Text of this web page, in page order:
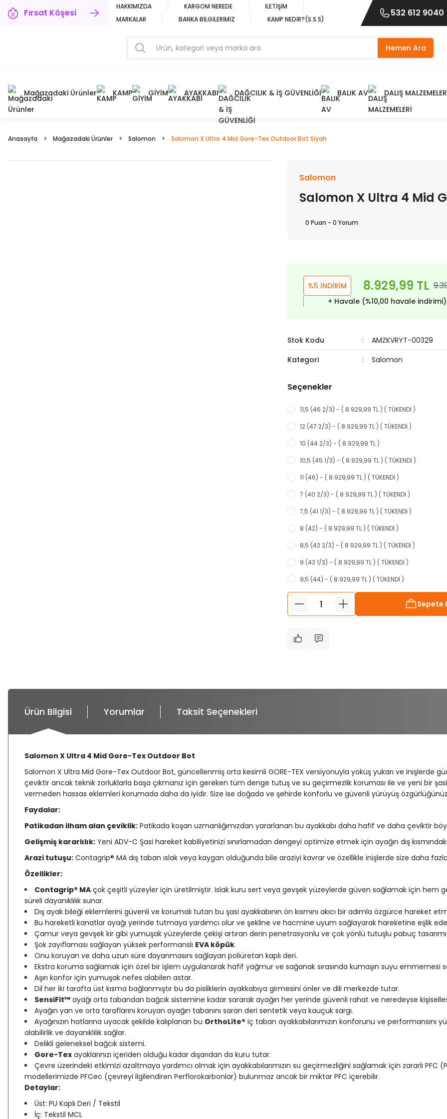
Fırsat Köşesi
HAKKIMIZDA KARGOM NEREDE
İLETİŞİM
MARKALAR
BANKA BİLGİLERİMİZ KAMP NEDİR?(S.S.S)
532 612 9040
Hemen Ara
Mağazadaki Ürünler KAMP GİYİM AYAKKABI DAĞCILIK & İŞ GÜVENLİĞİ BALIK AV DALIŞ
Anasayfa Mağazadaki Ürünler Salomon Salomon X Ultra 4 Mid Gore-Tex Outdoor Bot Siyah
Salomon
Salomon X Ultra 4 Mid
0 Puan - 0 Yorum
%5 İNDİRİM 8.929,99 TL
+ Havale (%10,00 havale
Stok Kodu
AMZKVRYT-00329
Kategori
Salomon
Seçenekler
11,5 (46 2/3) - ( 8.929,99 TL ) ( TÜKENDİ )
12 (47 2/3) - ( 8.929,99 TL ) ( TÜKENDİ )
10 (44 2/3) - ( 8.929,99 TL )
10,5 (45 1/3) - ( 8.929,99 TL ) ( TÜKENDİ )
11 (46) - ( 8.929,99 TL ) ( TÜKENDİ )
7 (40 2/3) - ( 8.929,99 TL ) ( TÜKENDİ )
7,5 (41 1/3) - ( 8.929,99 TL ) ( TÜKENDİ )
8 (42) - ( 8.929,99 TL ) ( TÜKENDİ )
8,5 (42 2/3) - ( 8.929,99 TL ) ( TÜKENDİ )
9 (43 1/3) - ( 8.929,99 TL ) ( TÜKENDİ )
9,5 (44) - ( 8.929,99 TL ) ( TÜKENDİ )
Sepete
Ürün Bilgisi Yorumlar Taksit Seçenekleri
Salomon X Ultra 4 Mid Gore-Tex Outdoor Bot
Salomon X Ultra Mid Gore-Tex Outdoor Bot, güncellenmiş orta kesimli GORE-TEX versiyonuyla yokuş yukarı ve inişlerde
çeviktir ancak teknik zorluklarla başa çıkmanız için gereken tüm denge tutuş ve su geçirmezlik koruması ile ve yeni bir
vermeden hassas eklemleri korumada daha da iyidir. Size ise doğada ve şehirde konforlu ve güvenli yürüyüş
Faydalar:
Patikadan ilham alan çeviklik: Patikada koşan uzmanlığımızdan yararlanan bu ayakkabı daha hafif ve daha çeviktir
Gelişmiş kararlılık: Yeni ADV-C Şasi hareket kabiliyetinizi sınırlamadan dengeyi optimize etmek için ayağın dış
Arazi tutuşu: Contagrip® MA dış taban ıslak veya kaygan olduğunda bile araziyi kavrar ve özellikle inişlerde size daha
Özellikler:
Contagrip® MA çok çeşitli yüzeyler için üretilmiştir. Islak kuru sert veya gevşek yüzeylerde güven sağlamak için hem
süreli dayanıklılık sunar.
Dış ayak bileği eklemlerini güvenli ve korumalı tutan bu şasi ayakkabının ön kısmını akıcı bir adımla özgürce hareket
Bu hareketli kanatlar ayağı yerinde tutmaya yardımcı olur ve şekline ve hacmine uyum sağlayarak hareketine eşlik
Çamur veya gevşek kir gibi yumuşak yüzeylerde çekişi artıran derin penetrasyonlu ve çok yönlü tutuşlu pabuç
Şok zayıflaması sağlayan yüksek performanslı EVA köpük.
Onu koruyan ve daha uzun süre dayanmasını sağlayan poliüretan kaplı deri.
Ekstra koruma sağlamak için özel bir işlem uygulanarak hafif yağmur ve sağanak sırasında kumaşın suyu emmemesi
Aşırı konfor için yumuşak nefes alabilen astar.
Dil her iki tarafta üst kısma bağlanmıştır bu da pisliklerin ayakkabıya girmesini önler ve dili merkezde tutar.
SensiFit™ ayağı orta tabandan bağcık sistemine kadar sararak ayağın her yerinde güvenli rahat ve neredeyse
Ayağın yan ve orta taraflarını koruyan ayağın tabanını saran deri sentetik veya kauçuk sargı.
Ayağınızın hatlarına uyacak şekilde kalıplanan bu OrthoLite® iç taban ayakkabılarımızın konforunu ve performansını
alabilirlik ve dayanıklılık sağlar.
Delikli geleneksel bağcık sistemi.
Gore-Tex ayaklarınızı içeriden olduğu kadar dışarıdan da kuru tutar.
Çevre üzerindeki etkimizi azaltmaya yardımcı olmak için ayakkabılarımızın su geçirmezliğini sağlamak için zararlı PFC
modellerimizde PFCec (çevreyi ilgilendiren Perflorokarbonlar) bulunmaz ancak bir miktar PFC içerebilir.
Detaylar:
Üst: PU Kaplı Deri / Tekstil
İç: Tekstil MCL